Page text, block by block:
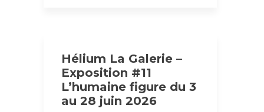
Hélium La Galerie –
Exposition #11
L’humaine figure du 3
au 28 juin 2026